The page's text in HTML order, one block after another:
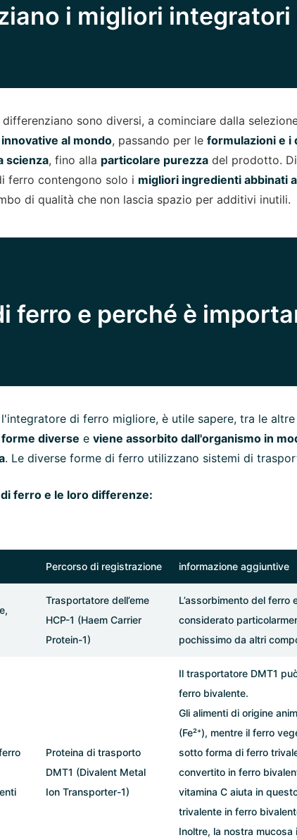
i migliori integratori
sono diversi, a cominciare dalla
al mondo, passando per le formulazioni e i
scienza, fino alla particolare purezza del prodotto.
ferro contengono solo i migliori ingredienti abbinati
di qualità che non lascia spazio per additivi inutili.
ferro e perché è
di ferro migliore, è utile sapere, tra le
diverse e viene assorbito dall'organismo in
. Le diverse forme di ferro utilizzano sistemi di
ferro e le loro differenze:
Percorso di registrazione informazione aggiuntive
Trasportatore dell’eme
HCP-1 (Haem Carrier
Protein-1)
L’assorbimento del ferro
considerato
pochissimo da altri
Proteina di trasporto
DMT1 (Divalent Metal
Ion Transporter-1)
Il trasportatore DMT1
ferro bivalente.
Gli alimenti di origine
(Fe²⁺), mentre il ferro
sotto forma di ferro
convertito in ferro
vitamina C aiuta in
trivalente in ferro
Inoltre, la nostra